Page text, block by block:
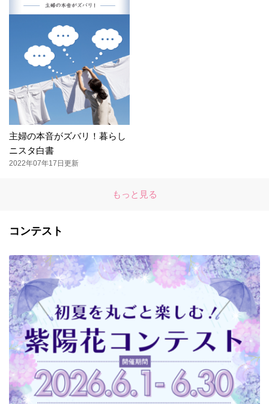
主婦の本音がズバリ！暮らし
ニスタ白書
2022年07年17日更新
もっと見る
コンテスト